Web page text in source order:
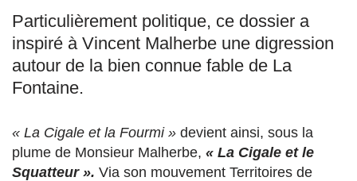
Particulièrement politique, ce dossier a
inspiré à Vincent Malherbe une digression
autour de la bien connue fable de La
Fontaine.
« La Cigale et la Fourmi » devient ainsi, sous la
plume de Monsieur Malherbe, « La Cigale et le
Squatteur ». Via son mouvement Territoires de